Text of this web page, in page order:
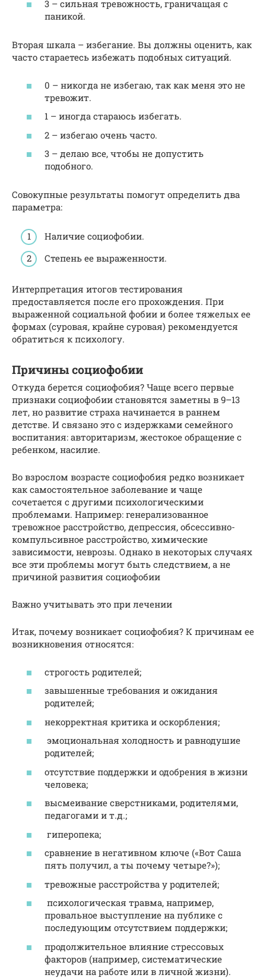
3 – сильная тревожность, граничащая с
паникой.
Вторая шкала – избегание. Вы должны оценить, как
часто стараетесь избежать подобных ситуаций.
0 – никогда не избегаю, так как меня это не
тревожит.
1 – иногда стараюсь избегать.
2 – избегаю очень часто.
3 – делаю все, чтобы не допустить
подобного.
Совокупные результаты помогут определить два
параметра:
Наличие социофобии.
Степень ее выраженности.
Интерпретация итогов тестирования
предоставляется после его прохождения. При
выраженной социальной фобии и более тяжелых ее
формах (суровая, крайне суровая) рекомендуется
обратиться к психологу.
Причины социофобии
Откуда берется социофобия? Чаще всего первые
признаки социофобии становятся заметны в 9–13
лет, но развитие страха начинается в раннем
детстве. И связано это с издержками семейного
воспитания: авторитаризм, жестокое обращение с
ребенком, насилие.
Во взрослом возрасте социофобия редко возникает
как самостоятельное заболевание и чаще
сочетается с другими психологическими
проблемами. Например: генерализованное
тревожное расстройство, депрессия, обсессивно-
компульсивное расстройство, химические
зависимости, неврозы. Однако в некоторых случаях
все эти проблемы могут быть следствием, а не
причиной развития социофобии
Важно учитывать это при лечении
Итак, почему возникает социофобия? К причинам ее
возникновения относятся:
строгость родителей;
завышенные требования и ожидания
родителей;
некорректная критика и оскорбления;
эмоциональная холодность и равнодушие
родителей;
отсутствие поддержки и одобрения в жизни
человека;
высмеивание сверстниками, родителями,
педагогами и т.д.;
гиперопека;
сравнение в негативном ключе («Вот Саша
пять получил, а ты почему четыре?»);
тревожные расстройства у родителей;
психологическая травма, например,
провальное выступление на публике с
последующим отсутствием поддержки;
продолжительное влияние стрессовых
факторов (например, систематические
неудачи на работе или в личной жизни).